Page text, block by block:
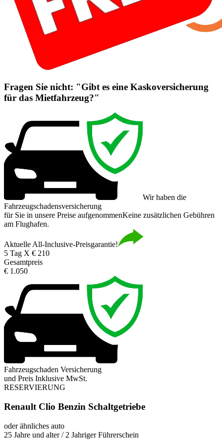
Fragen Sie nicht: "Gibt es eine Kaskoversicherung
für das Mietfahrzeug?"
Wir haben die
Fahrzeugschadensversicherung
für Sie in unsere Preise aufgenommenKeine zusätzlichen Gebühren
am Flughafen.
Aktuelle All-Inclusive-Preisgarantie!
5 Tag X € 210
Gesamtpreis
€ 1.050
Fahrzeugschaden Versicherung
und Preis Inklusive MwSt.
RESERVIERUNG
Renault Clio Benzin Schaltgetriebe
oder ähnliches auto
25 Jahre und alter / 2 Jahriger Führerschein